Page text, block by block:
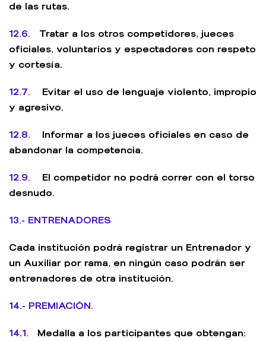
de las rutas.
12.6. Tratar a los otros competidores, jueces
oficiales, voluntarios y espectadores con respeto
y cortesía.
12.7. Evitar el uso de lenguaje violento, impropio
y agresivo.
12.8. Informar a los jueces oficiales en caso de
abandonar la competencia.
12.9. El competidor no podrá correr con el torso
desnudo.
13.- ENTRENADORES
Cada institución podrá registrar un Entrenador y
un Auxiliar por rama, en ningún caso podrán ser
entrenadores de otra institución.
14.- PREMIACIÓN.
14.1. Medalla a los participantes que obtengan: